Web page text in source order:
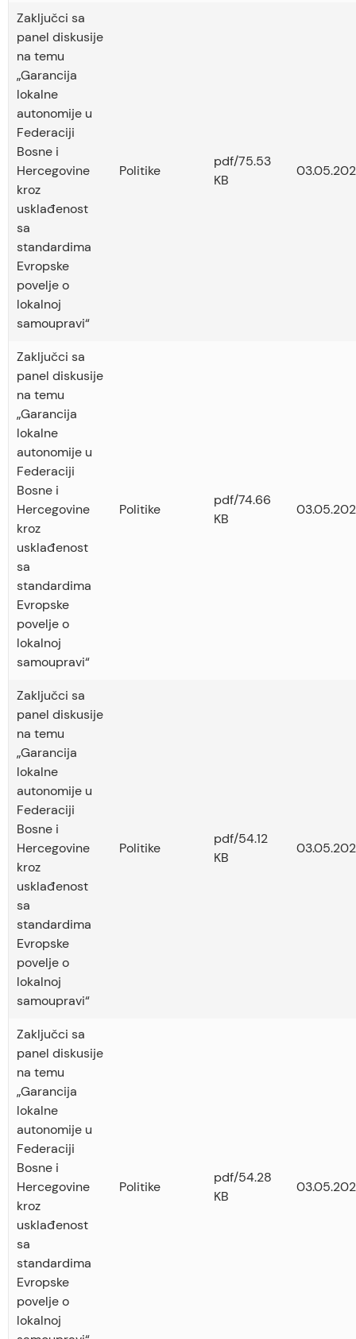
Zaključci sa
panel diskusije
na temu
„Garancija
lokalne
autonomije u
Federaciji
Bosne i
Hercegovine
kroz
usklađenost
sa
standardima
Evropske
povelje o
lokalnoj
samoupravi“
Politike
pdf/75.53
KB
Zaključci sa
panel diskusije
na temu
„Garancija
lokalne
autonomije u
Federaciji
Bosne i
Hercegovine
kroz
usklađenost
sa
standardima
Evropske
povelje o
lokalnoj
samoupravi“
Politike
pdf/74.66
KB
Zaključci sa
panel diskusije
na temu
„Garancija
lokalne
autonomije u
Federaciji
Bosne i
Hercegovine
kroz
usklađenost
sa
standardima
Evropske
povelje o
lokalnoj
samoupravi“
Politike
pdf/54.12
KB
Zaključci sa
panel diskusije
na temu
„Garancija
lokalne
autonomije u
Federaciji
Bosne i
Hercegovine
kroz
usklađenost
sa
standardima
Evropske
povelje o
lokalnoj
Politike
pdf/54.28
KB